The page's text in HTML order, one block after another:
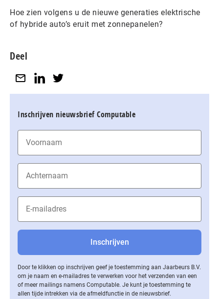
Hoe zien volgens u de nieuwe generaties elektrische
of hybride auto’s eruit met zonnepanelen?
Deel
Inschrijven nieuwsbrief Computable
Door te klikken op inschrijven geef je toestemming aan Jaarbeurs B.V.
om je naam en e-mailadres te verwerken voor het verzenden van een
of meer mailings namens Computable. Je kunt je toestemming te
allen tijde intrekken via de af­meld­func­tie in de nieuwsbrief.